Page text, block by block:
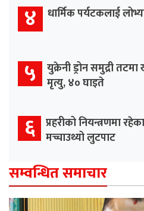
४ धार्मिक पर्यटकलाई
५ युक्रेनी ड्रोन समुद्री
मृत्यु, ४० घाइते
६ प्रहरीको नियन्त्रणमा
मच्चाउथ्यो लुटपाट
सम्वन्धित समाचार